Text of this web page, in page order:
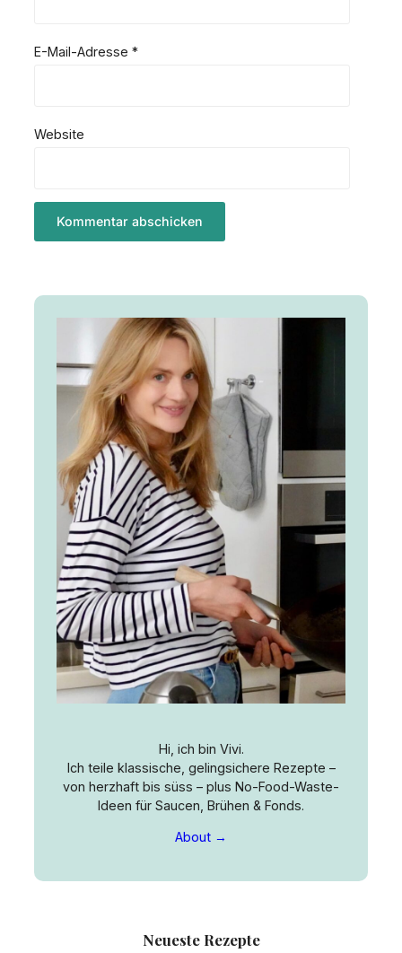
E-Mail-Adresse *
Website
Hi, ich bin Vivi.
Ich teile klassische, gelingsichere Rezepte –
von herzhaft bis süss – plus No-Food-Waste-
Ideen für Saucen, Brühen & Fonds.
About →
Neueste Rezepte